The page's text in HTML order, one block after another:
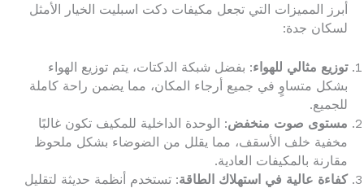
أبرز المميزات التي تجعل مكيفات دكت اسبليت الخيار الأمثل
لسكان جدة:
توزيع مثالي للهواء: بفضل شبكة الدكتات، يتم توزيع الهواء
بشكل متساوٍ في جميع أرجاء المكان، مما يضمن راحة كاملة
للجميع.
مستوى صوت منخفض: الوحدة الداخلية للمكيف تكون غالبًا
مخفية خلف الأسقف، مما يقلل من الضوضاء بشكل ملحوظ
مقارنة بالمكيفات العادية.
كفاءة عالية في استهلاك الطاقة: تستخدم أنظمة حديثة لتقليل